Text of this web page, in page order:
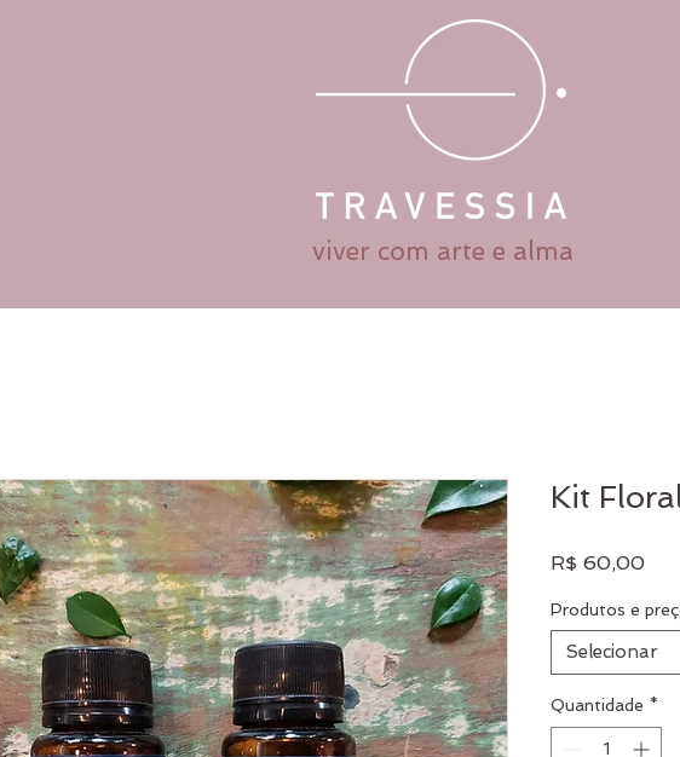
viver com arte e alma
Kit
R$ 60,00
Produtos e
Selecionar
Quantidade *